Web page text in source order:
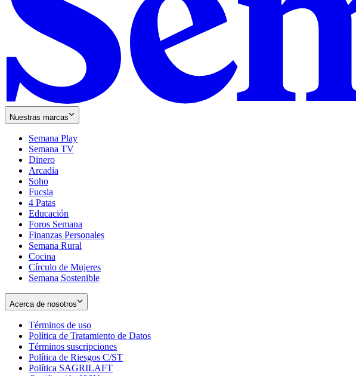
Nuestras marcas
Semana Play
Semana TV
Dinero
Arcadia
Soho
in
new
window
Fucsia
in
new
window
4 Patas
Educación
Foros Semana
Finanzas Personales
Semana Rural
Cocina
Círculo de Mujeres
Semana Sostenible
Acerca de nosotros
Términos de uso
in
new
window
Política de Tratamiento de Datos
Términos suscripciones
in
Política de Riesgos C/ST
Política SAGRILAFT